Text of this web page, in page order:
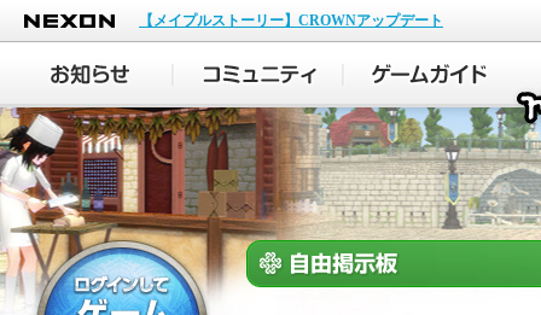
NEXON
【メイプルストーリー】CROWNアップデート